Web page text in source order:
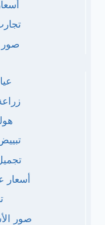
صور
أسعار
صور